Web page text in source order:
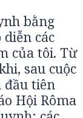
bằng
các
của tôi. Từ
sau cuộc
đầu tiên
Hội Rôma